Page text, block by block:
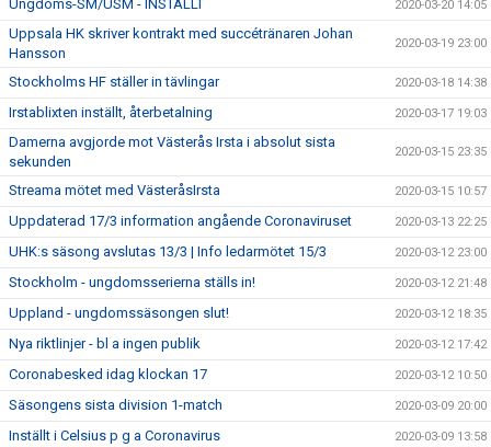
Ungdoms-SM/USM - INSTÄLLT 2020-03-20 14:05
Uppsala HK skriver kontrakt med succétränaren Johan
Hansson
2020-03-19 23:00
Stockholms HF ställer in tävlingar 2020-03-18 14:38
Irstablixten inställt, återbetalning 2020-03-17 19:03
Damerna avgjorde mot Västerås Irsta i absolut sista
sekunden
2020-03-15 23:35
Streama mötet med VästeråsIrsta 2020-03-15 10:57
Uppdaterad 17/3 information angående Coronaviruset 2020-03-13 22:25
UHK:s säsong avslutas 13/3 | Info ledarmötet 15/3 2020-03-12 23:00
Stockholm - ungdomsserierna ställs in! 2020-03-12 21:48
Uppland - ungdomssäsongen slut! 2020-03-12 18:35
Nya riktlinjer - bl a ingen publik 2020-03-12 17:42
Coronabesked idag klockan 17 2020-03-12 10:50
Säsongens sista division 1-match 2020-03-09 20:00
Inställt i Celsius p g a Coronavirus 2020-03-09 13:58